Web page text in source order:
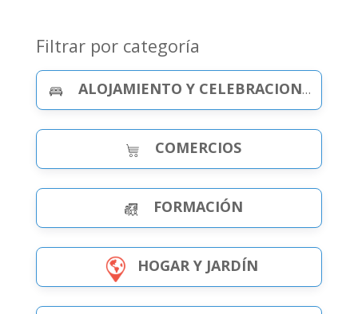
Filtrar por categoría
ALOJAMIENTO Y CELEBRACIONES
COMERCIOS
FORMACIÓN
HOGAR Y JARDÍN